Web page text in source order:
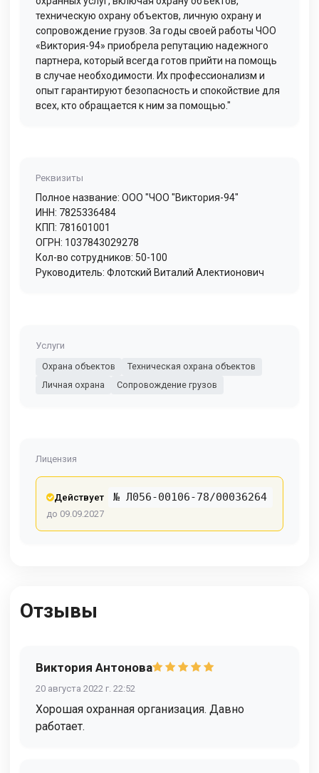
техническую охрану объектов, личную охрану и
сопровождение грузов. За годы своей работы ЧОО
«Виктория-94» приобрела репутацию надежного
партнера, который всегда готов прийти на помощь
в случае необходимости. Их профессионализм и
опыт гарантируют безопасность и спокойствие для
всех, кто обращается к ним за помощью."
Реквизиты
Полное название: ООО "ЧОО "Виктория-94"
ИНН: 7825336484
КПП: 781601001
ОГРН: 1037843029278
Кол-во сотрудников: 50-100
Руководитель: Флотский Виталий Алектионович
Услуги
Охрана объектов
Техническая охрана объектов
Личная охрана
Сопровождение грузов
Лицензия
Действует № Л056-00106-78/00036264
до 09.09.2027
Отзывы
Виктория Антонова
20 августа 2022 г. 22:52
Хорошая охранная организация. Давно
работает.